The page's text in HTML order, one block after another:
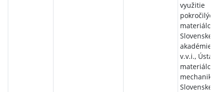
využitie
pokročilých
materiálov
Slovenskej
akadémie
v.v.i., Ústav
materiálov
mechaniky
Slovenskej